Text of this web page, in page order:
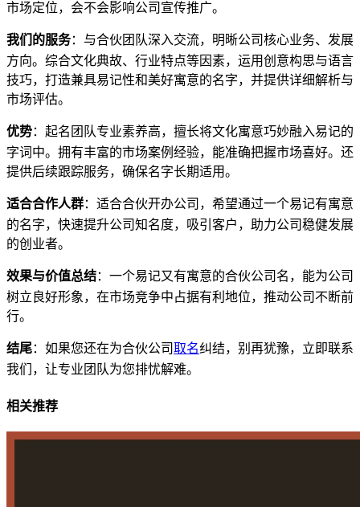
市场定位，会不会影响公司宣传推广。
我们的服务：与合伙团队深入交流，明晰公司核心业务、发展
方向。综合文化典故、行业特点等因素，运用创意构思与语言
技巧，打造兼具易记性和美好寓意的名字，并提供详细解析与
市场评估。
优势：起名团队专业素养高，擅长将文化寓意巧妙融入易记的
字词中。拥有丰富的市场案例经验，能准确把握市场喜好。还
提供后续跟踪服务，确保名字长期适用。
适合合作人群：适合合伙开办公司，希望通过一个易记有寓意
的名字，快速提升公司知名度，吸引客户，助力公司稳健发展
的创业者。
效果与价值总结：一个易记又有寓意的合伙公司名，能为公司
树立良好形象，在市场竞争中占据有利地位，推动公司不断前
行。
结尾：如果您还在为合伙公司取名纠结，别再犹豫，立即联系
我们，让专业团队为您排忧解难。
相关推荐